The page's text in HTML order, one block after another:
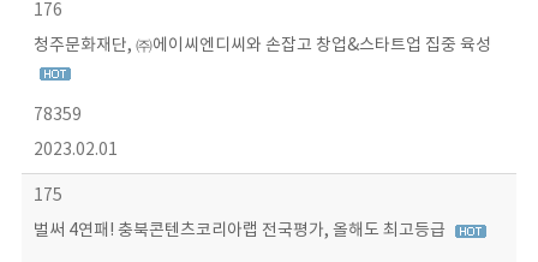
176
청주문화재단, ㈜에이씨엔디씨와 손잡고 창업&스타트업 집중 육성
78359
2023.02.01
175
벌써 4연패! 충북콘텐츠코리아랩 전국평가, 올해도 최고등급